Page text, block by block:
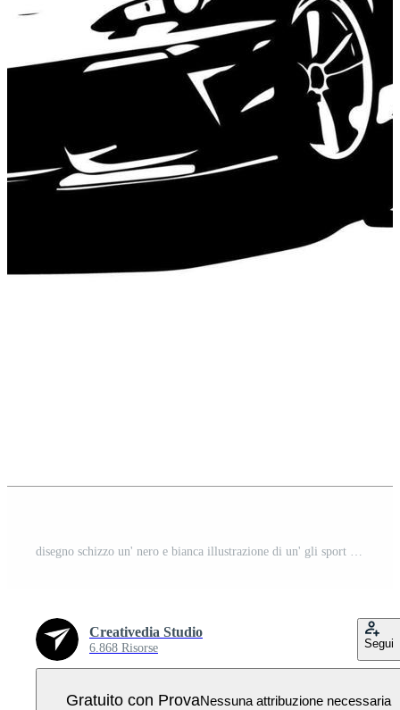
disegno schizzo un' nero e bianca illustrazione di un' gli sport auto Vettore Pro
Creativedia Studio
6.868 Risorse Segui
Gratuito con ProvaNessuna attribuzione necessaria